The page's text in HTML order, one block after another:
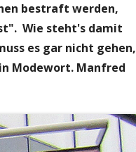
bestraft werden,
Wie steht's damit
es gar nicht gehen,
Modewort. Manfred